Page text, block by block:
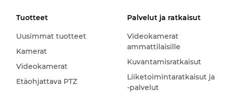
Tuotteet
Uusimmat tuotteet
Kamerat
Videokamerat
Etäohjattava PTZ
Palvelut ja ratkaisut
Videokamerat
ammattilaisille
Kuvantamisratkaisut
Liiketoimintaratkaisut ja
-palvelut